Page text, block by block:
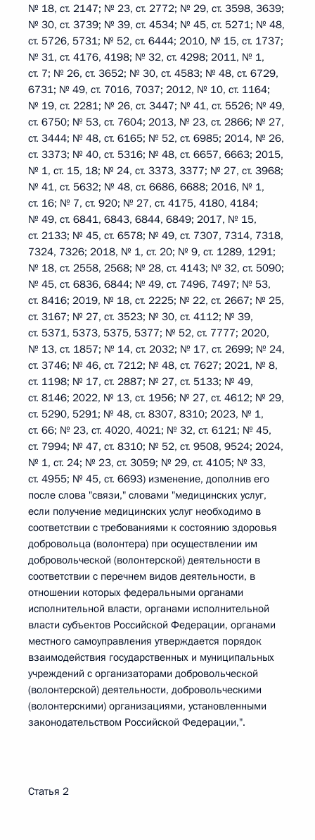
№ 18, ст. 2147; № 23, ст. 2772; № 29, ст. 3598, 3639;
№ 30, ст. 3739; № 39, ст. 4534; № 45, ст. 5271; № 48,
ст. 5726, 5731; № 52, ст. 6444; 2010, № 15, ст. 1737;
№ 31, ст. 4176, 4198; № 32, ст. 4298; 2011, № 1,
ст. 7; № 26, ст. 3652; № 30, ст. 4583; № 48, ст. 6729,
6731; № 49, ст. 7016, 7037; 2012, № 10, ст. 1164;
№ 19, ст. 2281; № 26, ст. 3447; № 41, ст. 5526; № 49,
ст. 6750; № 53, ст. 7604; 2013, № 23, ст. 2866; № 27,
ст. 3444; № 48, ст. 6165; № 52, ст. 6985; 2014, № 26,
ст. 3373; № 40, ст. 5316; № 48, ст. 6657, 6663; 2015,
№ 1, ст. 15, 18; № 24, ст. 3373, 3377; № 27, ст. 3968;
№ 41, ст. 5632; № 48, ст. 6686, 6688; 2016, № 1,
ст. 16; № 7, ст. 920; № 27, ст. 4175, 4180, 4184;
№ 49, ст. 6841, 6843, 6844, 6849; 2017, № 15,
ст. 2133; № 45, ст. 6578; № 49, ст. 7307, 7314, 7318,
7324, 7326; 2018, № 1, ст. 20; № 9, ст. 1289, 1291;
№ 18, ст. 2558, 2568; № 28, ст. 4143; № 32, ст. 5090;
№ 45, ст. 6836, 6844; № 49, ст. 7496, 7497; № 53,
ст. 8416; 2019, № 18, ст. 2225; № 22, ст. 2667; № 25,
ст. 3167; № 27, ст. 3523; № 30, ст. 4112; № 39,
ст. 5371, 5373, 5375, 5377; № 52, ст. 7777; 2020,
№ 13, ст. 1857; № 14, ст. 2032; № 17, ст. 2699; № 24,
ст. 3746; № 46, ст. 7212; № 48, ст. 7627; 2021, № 8,
ст. 1198; № 17, ст. 2887; № 27, ст. 5133; № 49,
ст. 8146; 2022, № 13, ст. 1956; № 27, ст. 4612; № 29,
ст. 5290, 5291; № 48, ст. 8307, 8310; 2023, № 1,
ст. 66; № 23, ст. 4020, 4021; № 32, ст. 6121; № 45,
ст. 7994; № 47, ст. 8310; № 52, ст. 9508, 9524; 2024,
№ 1, ст. 24; № 23, ст. 3059; № 29, ст. 4105; № 33,
ст. 4955; № 45, ст. 6693) изменение, дополнив его
после слова "связи," словами "медицинских услуг,
если получение медицинских услуг необходимо в
соответствии с требованиями к состоянию здоровья
добровольца (волонтера) при осуществлении им
добровольческой (волонтерской) деятельности в
соответствии с перечнем видов деятельности, в
отношении которых федеральными органами
исполнительной власти, органами исполнительной
власти субъектов Российской Федерации, органами
местного самоуправления утверждается порядок
взаимодействия государственных и муниципальных
учреждений с организаторами добровольческой
(волонтерской) деятельности, добровольческими
(волонтерскими) организациями, установленными
законодательством Российской Федерации,".
Статья 2